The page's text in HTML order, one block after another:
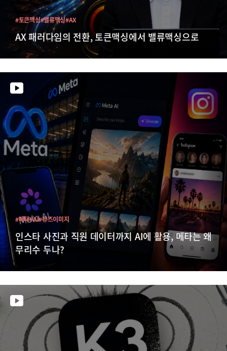
AX 패러다임의 전환, 토큰맥싱에서 밸류맥싱으로
#토큰맥싱#밸류맥싱#AX
인스타 사진과 직원 데이터까지 AI에 활용, 메타는 왜
무리수 두나?
#메타#AI#뮤즈이미지